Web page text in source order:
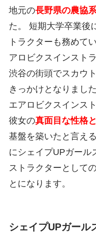
地元の長野県の農協
た。 短期大学卒業後
トラクターも務めて
アロビクスインスト
渋谷の街頭でスカウ
きっかけとなりまし
エアロビクスインス
彼女の真面目な性格
基盤を築いたと言え
にシェイプUPガール
ストラクターとして
とになります。
シェイプUPガール